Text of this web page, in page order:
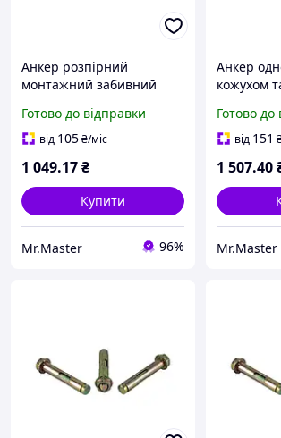
Анкер розпірний
монтажний забивний
(100шт/уп.) ТМ КРЕПТЕХ
Готово до відправки
від 105₴/міс
1 049.17₴
Купити
Mr.Master 96%
Анкер
кожухом
ТМ
Готово до
від 151
1 507.40
Mr.Master